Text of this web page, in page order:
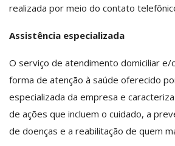
realizada por meio do contato
Assistência especializada
O serviço de atendimento domiciliar e/
forma de atenção à saúde oferecido
especializada da empresa e
de ações que incluem o cuidado, a
de doenças e a reabilitação de quem